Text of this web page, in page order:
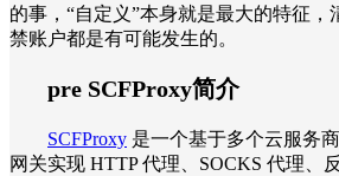
的事，“自定义”本身就是最大的特征
禁账户都是有可能发生的。
pre SCFProxy简介
SCFProxy 是一个基于多个云服务
网关实现 HTTP 代理、SOCKS 代理、